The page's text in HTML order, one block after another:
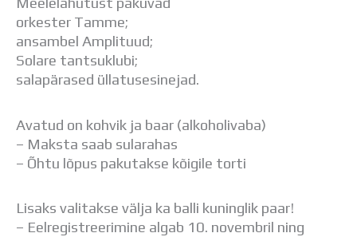
orkester Tamme;
ansambel Amplituud;
Solare tantsuklubi;
salapärased üllatusesinejad.
Avatud on kohvik ja baar (alkoholivaba)
– Maksta saab sularahas
– Õhtu lõpus pakutakse kõigile torti
Lisaks valitakse välja ka balli kuninglik paar!
– Eelregistreerimine algab 10. novembril ning